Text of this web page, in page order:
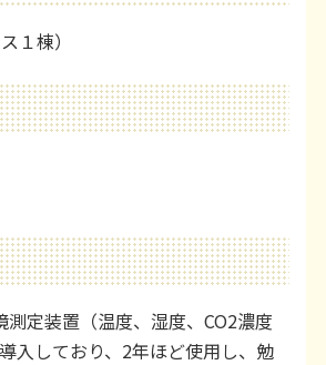
１棟）
定装置（温度、湿度、CO2濃度
入しており、2年ほど使用し、勉